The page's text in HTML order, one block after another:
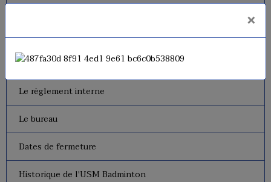
Horaires
Inscriptions 2026 - 2027
Tarifs
Le règlement interne
Le bureau
Dates de fermeture
Historique de l'USM Badminton
×